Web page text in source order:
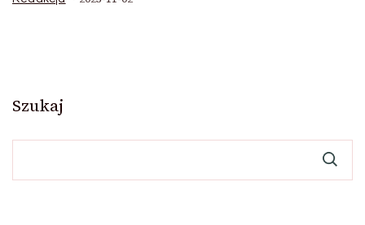
Szukaj